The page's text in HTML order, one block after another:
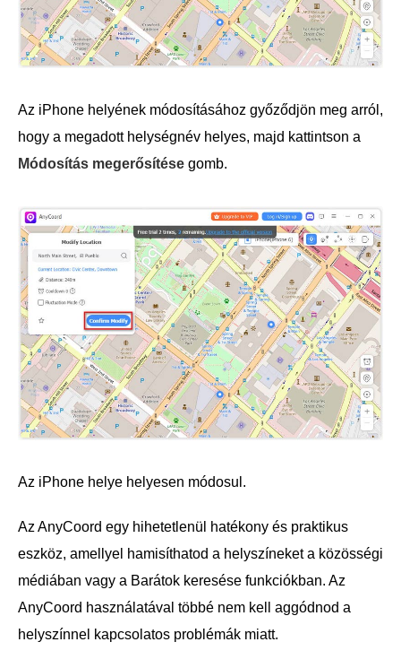
Az iPhone helyének módosításához győződjön meg arról,
hogy a megadott helységnév helyes, majd kattintson a
Módosítás megerősítése gomb.
Az iPhone helye helyesen módosul.
Az AnyCoord egy hihetetlenül hatékony és praktikus
eszköz, amellyel hamisíthatod a helyszíneket a közösségi
médiában vagy a Barátok keresése funkciókban. Az
AnyCoord használatával többé nem kell aggódnod a
helyszínnel kapcsolatos problémák miatt.